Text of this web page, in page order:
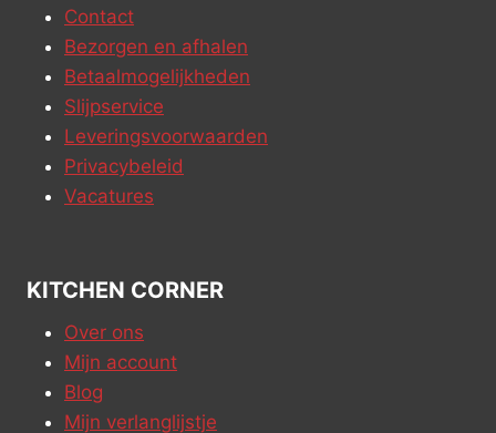
Contact
Bezorgen en afhalen
Betaalmogelijkheden
Slijpservice
Leveringsvoorwaarden
Privacybeleid
Vacatures
KITCHEN CORNER
Over ons
Mijn account
Blog
Mijn verlanglijstje